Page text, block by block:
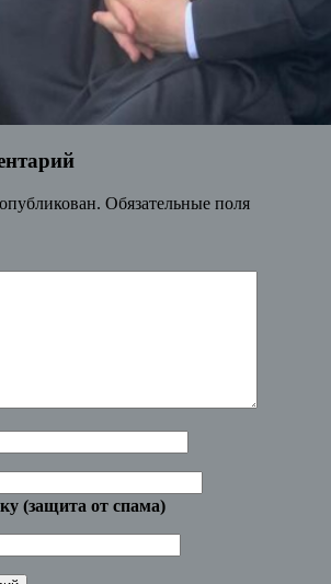
Обязательные поля
(защита от спама)